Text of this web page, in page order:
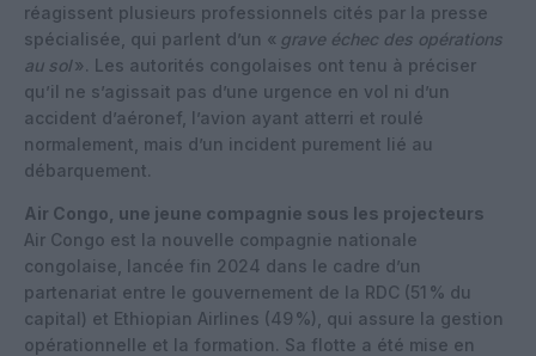
réagissent plusieurs professionnels cités par la presse
spécialisée, qui parlent d’un « grave échec des opérations
au sol». Les autorités congolaises ont tenu à préciser
qu’il ne s’agissait pas d’une urgence en vol ni d’un
accident d’aéronef, l’avion ayant atterri et roulé
normalement, mais d’un incident purement lié au
débarquement.
Air Congo, une jeune compagnie sous les projecteurs
Air Congo est la nouvelle compagnie nationale
congolaise, lancée fin 2024 dans le cadre d’un
partenariat entre le gouvernement de la RDC (51 % du
capital) et Ethiopian Airlines (49 %), qui assure la gestion
opérationnelle et la formation. Sa flotte a été mise en